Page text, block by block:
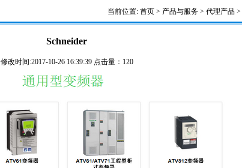
当前位置: 首页 > 产品与服务 > 代理产品 >
Schneider
修改时间:2017-10-26 16:39:39 点击量： 120